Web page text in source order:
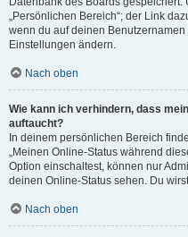
„Persönlichen Bereich“; der Link
wenn du auf deinen
Einstellungen ändern.
Nach oben
Wie kann ich verhindern, dass
auftaucht?
In deinem persönlichen Bereich
„Meinen Online-Status während
Option einschaltest, können nur
deinen Online-Status sehen. Du
Nach oben